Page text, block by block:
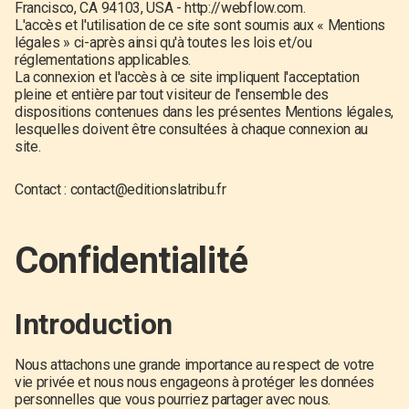
Francisco, CA 94103, USA - http://webflow.com.
L'accès et l'utilisation de ce site sont soumis aux « Mentions
légales » ci-après ainsi qu'à toutes les lois et/ou
réglementations applicables.
La connexion et l'accès à ce site impliquent l'acceptation
pleine et entière par tout visiteur de l'ensemble des
dispositions contenues dans les présentes Mentions légales,
lesquelles doivent être consultées à chaque connexion au
site.
Contact : contact@editionslatribu.fr
Confidentialité
Introduction
Nous attachons une grande importance au respect de votre
vie privée et nous nous engageons à protéger les données
personnelles que vous pourriez partager avec nous.